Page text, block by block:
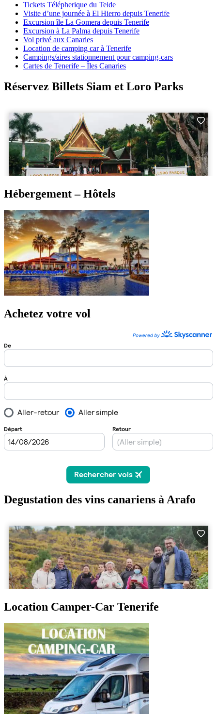
Tickets Télépherique du Teide
Visite d’une journée à El Hierro depuis Tenerife
Excursion île La Gomera depuis Tenerife
Excursion à La Palma depuis Tenerife
Vol privé aux Canaries
Location de camping car à Tenerife
Campings/aires stationnement pour camping-cars
Cartes de Tenerife – Îles Canaries
Réservez Billets Siam et Loro Parks
Hébergement – Hôtels
Achetez votre vol
Degustation des vins canariens à Arafo
Location Camper-Car Tenerife